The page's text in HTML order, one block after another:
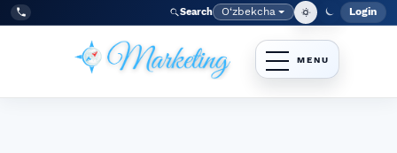
Skip to main navigation menu
Skip to main content
Skip to site footer
Tel:
+998977838464 Search Language
O‘zbekcha Login